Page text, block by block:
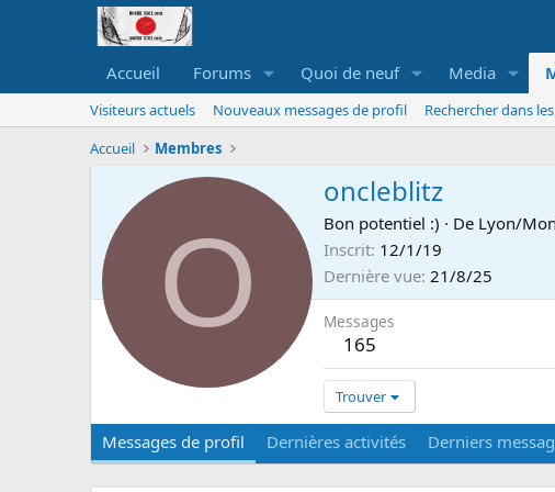
Accueil Forums Quoi de neuf Media
Visiteurs actuels Nouveaux messages de profil
Rechercher dans
Accueil
Membres
O
oncleblitz
Bon potentiel :) · De Lyon/
Inscrit 12/1/19
Dernière vue 21/8/25
Messages
165
Trouver
Messages de profil Dernières activités Derniers